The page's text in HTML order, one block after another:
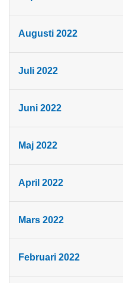
Augusti 2022
Juli 2022
Juni 2022
Maj 2022
April 2022
Mars 2022
Februari 2022